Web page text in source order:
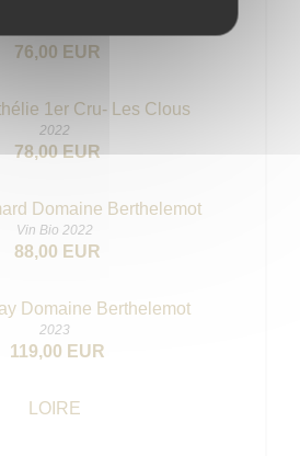
76,00 EUR
1er Cru- Les Clous
2022
78,00 EUR
Domaine Berthelemot
Vin Bio 2022
88,00 EUR
Domaine Berthelemot
2023
119,00 EUR
LOIRE